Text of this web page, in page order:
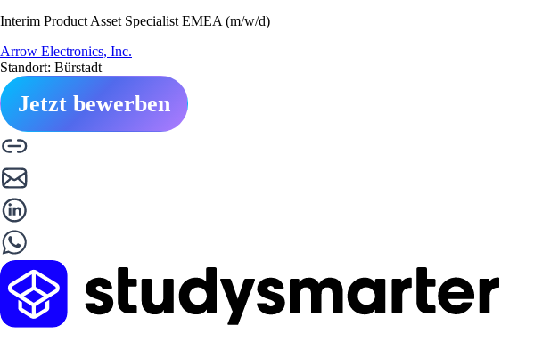
Interim Product Asset Specialist EMEA (m/w/d)
Arrow Electronics, Inc.
Standort: Bürstadt
Jetzt bewerben